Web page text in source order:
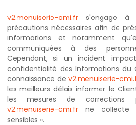
v2.menuiserie-cmi.fr s'engage à
précautions nécessaires afin de
Informations et notamment
communiquées à des
Cependant, si un incident
confidentialité des Informations du
connaissance dev2.menuiserie-
les meilleurs délais informer le
les mesures de corrections
v2.menuiserie-cmi.fr ne collecte
sensibles ».